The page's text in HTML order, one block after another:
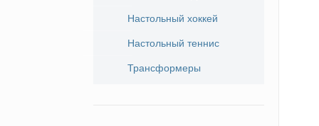
Настольный хоккей
Настольный теннис
Трансформеры